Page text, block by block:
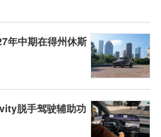
年中期在得州休斯
脱手驾驶辅助功